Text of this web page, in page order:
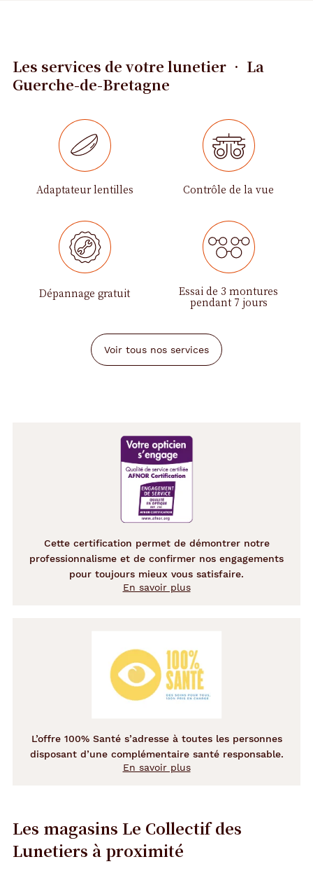
Les services de votre lunetier • La
Guerche-de-Bretagne
Adaptateur lentilles Contrôle de la vue
Dépannage gratuit
Essai de 3 montures
pendant 7 jours
Voir tous nos services
Cette certification permet de démontrer notre
professionnalisme et de confirmer nos engagements
pour toujours mieux vous satisfaire.
En savoir plus
L’offre 100% Santé s’adresse à toutes les personnes
disposant d’une complémentaire santé responsable.
En savoir plus
Les magasins Le Collectif des
Lunetiers à proximité